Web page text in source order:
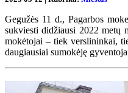
Gegužės 11 d., Pagarbos
sukviesti didžiausi 2022 metų
mokėtojai – tiek verslininkai,
daugiausiai sumokėję